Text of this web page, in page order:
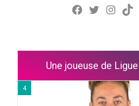
Facebook
Twitter
Une joueuse de
4